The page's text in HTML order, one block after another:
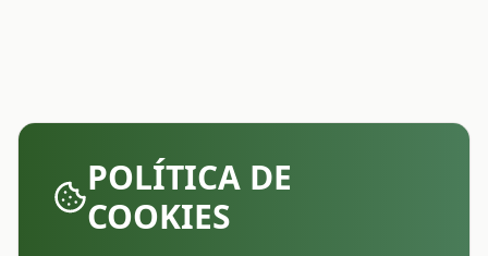
POLÍTICA DE
COOKIES